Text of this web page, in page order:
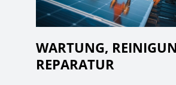
WARTUNG,
REPARATUR